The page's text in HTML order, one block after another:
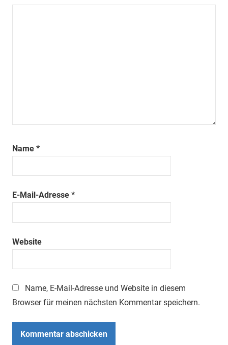
Name *
E-Mail-Adresse *
Website
Name, E-Mail-Adresse und Website in diesem
Browser für meinen nächsten Kommentar speichern.